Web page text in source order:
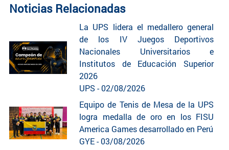
Noticias Relacionadas
La UPS lidera el medallero general
de los IV Juegos Deportivos
Nacionales Universitarios e
Institutos de Educación Superior
2026
UPS - 02/08/2026
Equipo de Tenis de Mesa de la UPS
logra medalla de oro en los FISU
America Games desarrollado en Perú
GYE - 03/08/2026